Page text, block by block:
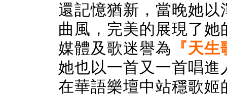
還記憶猶新，當晚她
曲風，完美的展現了
媒體及歌迷譽為 『天
她也以一首又一首唱
在華語樂壇中站穩歌姬